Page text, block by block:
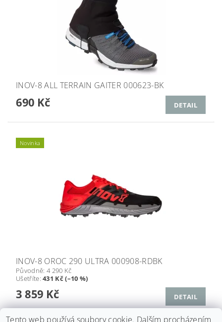
INOV-8 ALL TERRAIN GAITER 000623-BK
690 Kč DETAIL
Novinka
INOV-8 OROC 290 ULTRA 000908-RDBK
Původně: 4 290 Kč
Ušetříte:431 Kč (–10 %)
3 859 Kč DETAIL
Tento web používá soubory cookie. Dalším procházením